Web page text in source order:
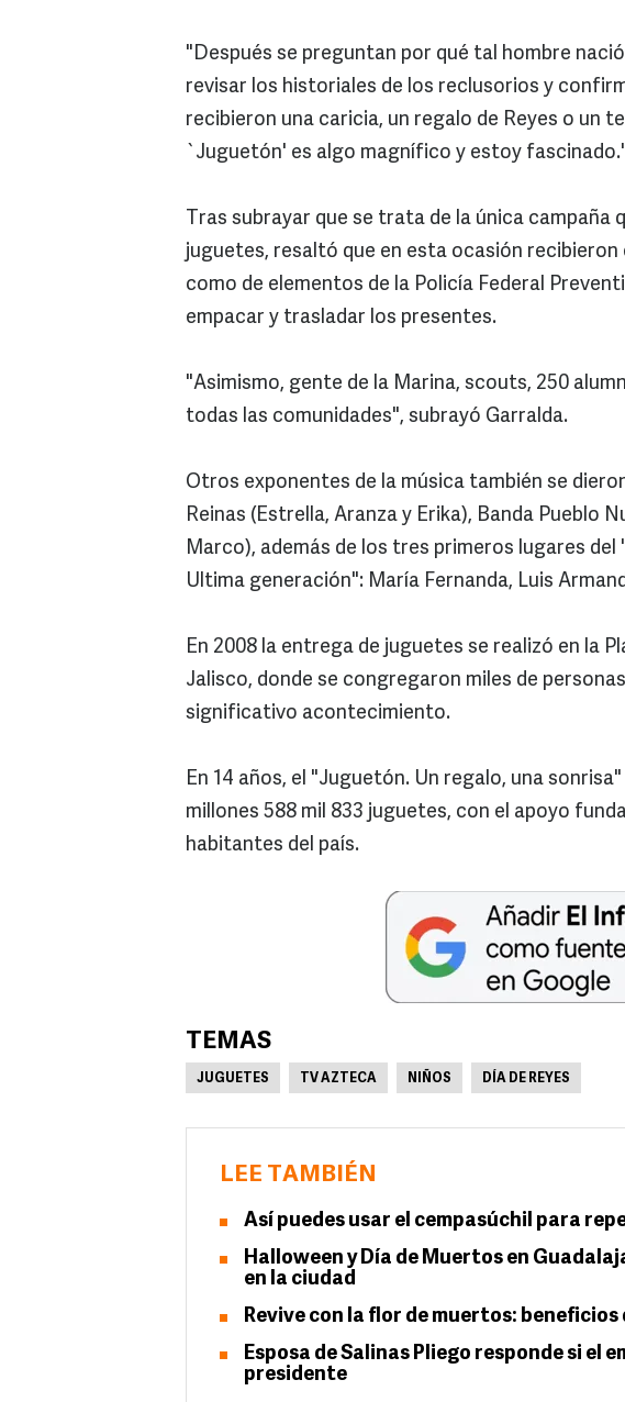
"Después se preguntan por qué tal hombre
revisar los historiales de los reclusorios y
recibieron una caricia, un regalo de Reyes o un
`Juguetón' es algo magnífico y estoy
Tras subrayar que se trata de la única
juguetes, resaltó que en esta ocasión
como de elementos de la Policía Federal
empacar y trasladar los presentes.
"Asimismo, gente de la Marina, scouts, 250
todas las comunidades", subrayó Garralda.
Otros exponentes de la música también se
Reinas (Estrella, Aranza y Erika), Banda Pueblo
Marco), además de los tres primeros lugares
Ultima generación": María Fernanda, Luis
En 2008 la entrega de juguetes se realizó en la
Jalisco, donde se congregaron miles de
significativo acontecimiento.
En 14 años, el "Juguetón. Un regalo, una
millones 588 mil 833 juguetes, con el apoyo
habitantes del país.
TEMAS
JUGUETES TV AZTECA NIÑOS DÍA DE REYES
LEE TAMBIÉN
Así puedes usar el cempasúchil para
Halloween y Día de Muertos en
en la ciudad
Revive con la flor de muertos: beneficios
Esposa de Salinas Pliego responde si el
presidente